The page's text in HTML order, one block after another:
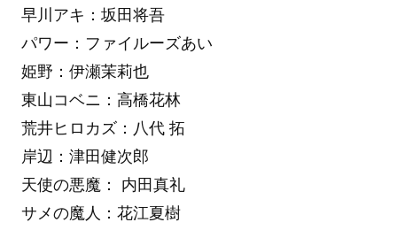
早川アキ：坂田将吾
パワー：ファイルーズあい
姫野：伊瀬茉莉也
東山コベニ：高橋花林
荒井ヒロカズ：八代 拓
岸辺：津田健次郎
天使の悪魔： 内田真礼
サメの魔人：花江夏樹